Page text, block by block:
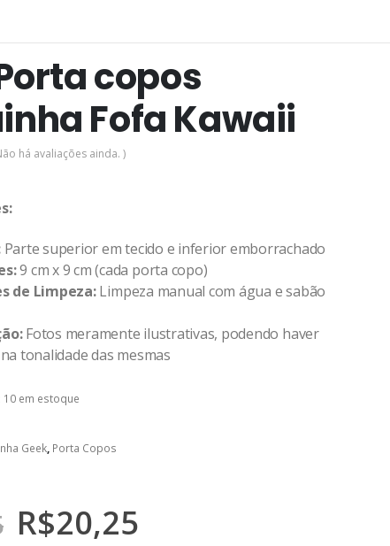
copos
Fofa Kawaii
há avaliações ainda. )
Parte superior em tecido e inferior emborrachado
9 cm x 9 cm (cada porta copo)
de Limpeza:Limpeza manual com água e sabão
Fotos meramente ilustrativas, podendo haver
tonalidade das mesmas
10 em estoque
Geek, Porta Copos
R$20,25